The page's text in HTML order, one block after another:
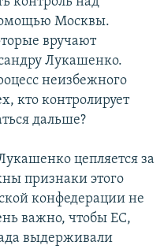
Москвы.
вручают
Лукашенко.
неизбежного
кто контролирует
дальше?
цепляется за
признаки этого
конфедерации не
важно, чтобы ЕС,
выдерживали